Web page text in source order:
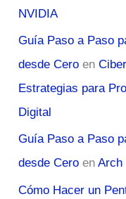
NVIDIA
Guía Paso a Paso
desde Cero en
Estrategias para
Digital
Guía Paso a Paso
desde Cero enArch
Cómo Hacer un